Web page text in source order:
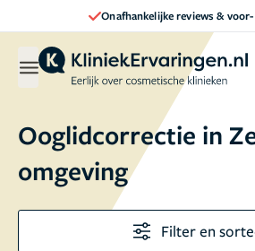
Direct een afspraak
Ooglidcorrectie in
omgeving
Filter en